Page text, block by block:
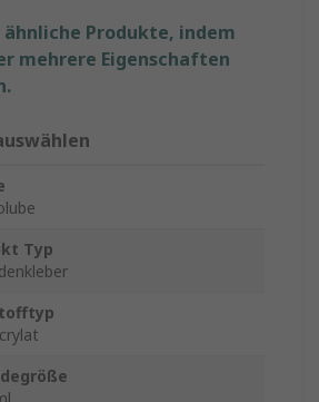
ähnliche Produkte, indem
mehrere Eigenschaften
Typ